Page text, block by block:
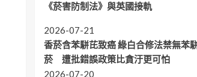
《菸害防制法》與英國接軌
2026-07-21
香菸含苯駢芘致癌 綠白合修法禁無苯
菸 遭批錯誤政策比貪汙更可怕
2026-07-20